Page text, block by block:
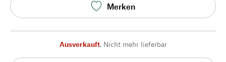
Merken
Ausverkauft, Nicht mehr lieferbar